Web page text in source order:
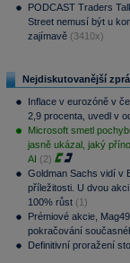
PODCAST Traders
Street nemusí být u
zajímavě (3410x)
Nejdiskutovanější
Inflace v eurozóně v
2,9 procenta, uvedl v
Microsoft smetl
jasně ukázal, jaký
AI (2)
Goldman Sachs vidí v
příležitosti. U dvou
100% růst (1)
Prémiové akcie,
pokračování
Definitivní proražení